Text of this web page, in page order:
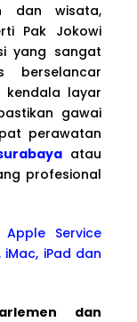
dan wisata,
Pak Jokowi
yang sangat
kendala layar
gawai
perawatan
atau
profesional
Service
iPad dan
dan